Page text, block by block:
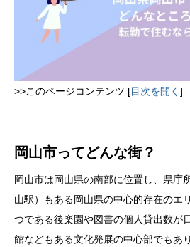
>>このページコンテンツ [目次を開く ]
岡山市ってどんな街？
岡山市は岡山県の南部に位置し、県庁
山駅）もある岡山県の中心的存在のエ
つである後楽園や図書の個人貸出数が
館などもある文化発展の中心部でもあ